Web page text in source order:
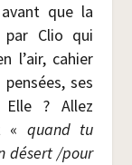
que la
par Clio qui
l’air, cahier
ses
? Allez
« quand tu
désert /​pour